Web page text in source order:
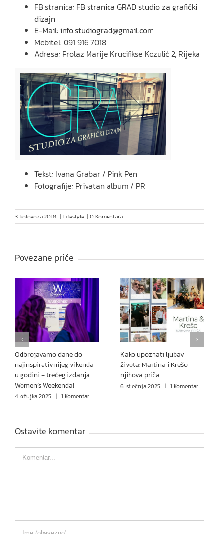
FB stranica: FB stranica GRAD studio za grafički
dizajn
E-Mail: info.studiograd@gmail.com
Mobitel: 091 916 7018
Adresa: Prolaz Marije Krucifikse Kozulić 2, Rijeka
Tekst: Ivana Grabar / Pink Pen
Fotografije: Privatan album / PR
3. kolovoza 2018. | Lifestyle | 0 Komentara
Povezane priče
Odbrojavamo dane do
najinspirativnijeg vikenda
u godini – trećeg izdanja
Women’s Weekenda!
4. ožujka 2025. | 1 Komentar
Kako upoznati ljubav
života: Martina i Krešo
njihova priča
6. siječnja 2025. | 1 Komentar
Ostavite komentar
Comment